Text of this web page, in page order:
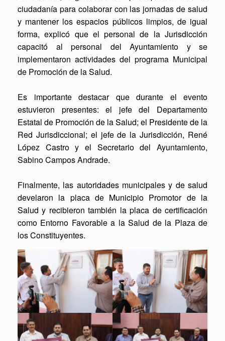
ciudadanía para colaborar con las jornadas de salud
y mantener los espacios públicos limpios, de igual
forma, explicó que el personal de la Jurisdicción
capacitó al personal del Ayuntamiento y se
implementaron actividades del programa Municipal
de Promoción de la Salud.
Es importante destacar que durante el evento
estuvieron presentes: el jefe del Departamento
Estatal de Promoción de la Salud; el Presidente de la
Red Jurisdiccional; el jefe de la Jurisdicción, René
López Castro y el Secretario del Ayuntamiento,
Sabino Campos Andrade.
Finalmente, las autoridades municipales y de salud
develaron la placa de Municipio Promotor de la
Salud y recibieron también la placa de certificación
como Entorno Favorable a la Salud de la Plaza de
los Constituyentes.